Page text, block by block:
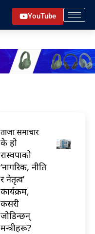
YouTube
ताजा समाचार
के हो
रास्वपाको
‘नागरिक, नीति
र नेतृत्व’
कार्यक्रम,
कसरी
जोडिन्छन्
मन्त्रीहरू?